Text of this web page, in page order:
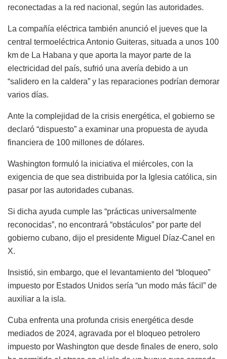
reconectadas a la red nacional, según las autoridades.
La compañía eléctrica también anunció el jueves que la
central termoeléctrica Antonio Guiteras, situada a unos 100
km de La Habana y que aporta la mayor parte de la
electricidad del país, sufrió una avería debido a un
“salidero en la caldera” y las reparaciones podrían demorar
varios días.
Ante la complejidad de la crisis energética, el gobierno se
declaró “dispuesto” a examinar una propuesta de ayuda
financiera de 100 millones de dólares.
Washington formuló la iniciativa el miércoles, con la
exigencia de que sea distribuida por la Iglesia católica, sin
pasar por las autoridades cubanas.
Si dicha ayuda cumple las “prácticas universalmente
reconocidas”, no encontrará “obstáculos” por parte del
gobierno cubano, dijo el presidente Miguel Díaz-Canel en
X.
Insistió, sin embargo, que el levantamiento del “bloqueo”
impuesto por Estados Unidos sería “un modo más fácil” de
auxiliar a la isla.
Cuba enfrenta una profunda crisis energética desde
mediados de 2024, agravada por el bloqueo petrolero
impuesto por Washington que desde finales de enero, solo